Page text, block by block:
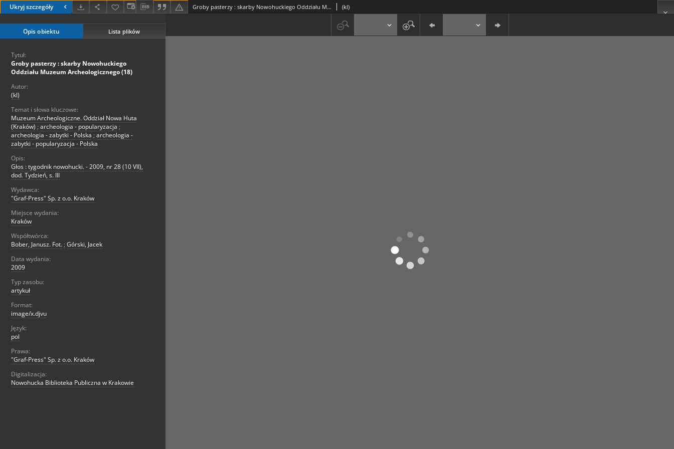
Ukryj szczegóły Groby pasterzy : skarby Nowohuckiego Oddziału Muzeum Archeologicznego (18) (kl)
Opis obiektu Lista plików
Tytuł:
Groby pasterzy : skarby Nowohuckiego
Oddziału Muzeum Archeologicznego (18)
Autor:
(kl)
Temat i słowa kluczowe:
Muzeum Archeologiczne. Oddział Nowa Huta
(Kraków) ; archeologia - popularyzacja ;
archeologia - zabytki - Polska ; archeologia -
zabytki - popularyzacja - Polska
Opis:
Głos : tygodnik nowohucki. - 2009, nr 28 (10 VII),
dod. Tydzień, s. III
Wydawca:
"Graf-Press" Sp. z o.o. Kraków
Miejsce wydania:
Kraków
Współtwórca:
Bober, Janusz. Fot. ; Górski, Jacek
Data wydania:
2009
Typ zasobu:
artykuł
Format:
image/x.djvu
Język:
pol
Prawa:
"Graf-Press" Sp. z o.o. Kraków
Digitalizacja:
Nowohucka Biblioteka Publiczna w Krakowie